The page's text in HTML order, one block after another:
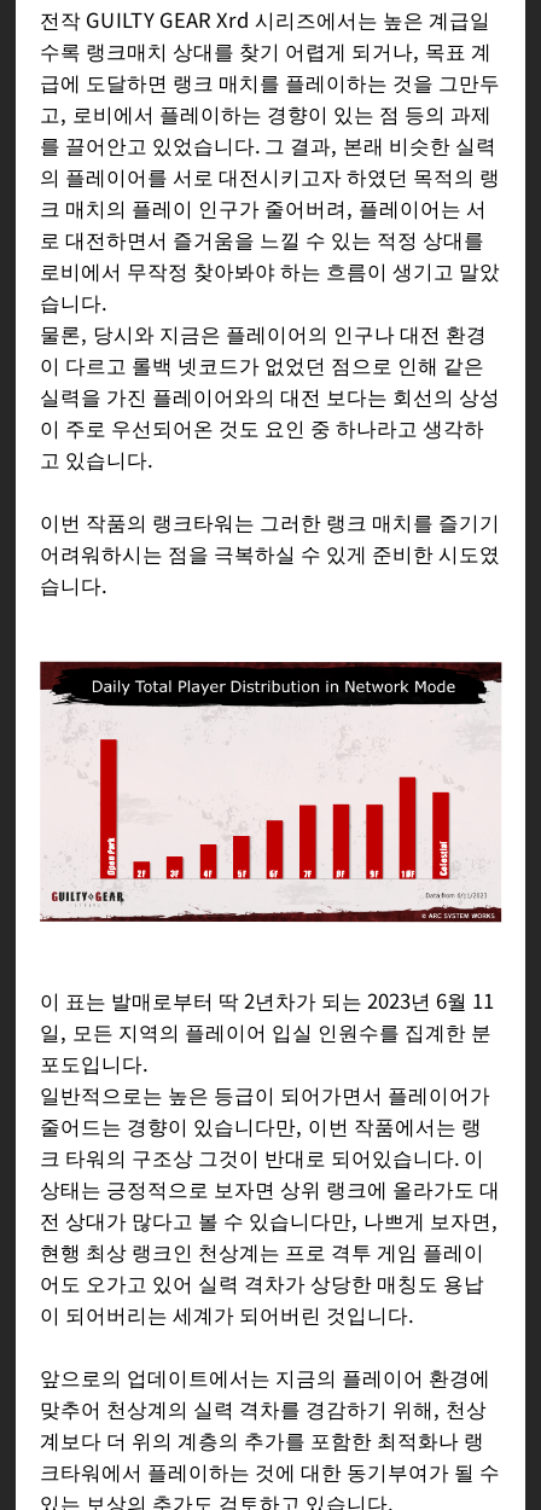
전작 GUILTY GEAR Xrd 시리즈에서는 높은 계급일
수록 랭크매치 상대를 찾기 어렵게 되거나, 목표 계
급에 도달하면 랭크 매치를 플레이하는 것을 그만두
고, 로비에서 플레이하는 경향이 있는 점 등의 과제
를 끌어안고 있었습니다. 그 결과, 본래 비슷한 실력
의 플레이어를 서로 대전시키고자 하였던 목적의 랭
크 매치의 플레이 인구가 줄어버려, 플레이어는 서
로 대전하면서 즐거움을 느낄 수 있는 적정 상대를
로비에서 무작정 찾아봐야 하는 흐름이 생기고 말았
습니다.
물론, 당시와 지금은 플레이어의 인구나 대전 환경
이 다르고 롤백 넷코드가 없었던 점으로 인해 같은
실력을 가진 플레이어와의 대전 보다는 회선의 상성
이 주로 우선되어온 것도 요인 중 하나라고 생각하
고 있습니다.
이번 작품의 랭크타워는 그러한 랭크 매치를 즐기기
어려워하시는 점을 극복하실 수 있게 준비한 시도였
습니다.
이 표는 발매로부터 딱 2년차가 되는 2023년 6월 11
일, 모든 지역의 플레이어 입실 인원수를 집계한 분
포도입니다.
일반적으로는 높은 등급이 되어가면서 플레이어가
줄어드는 경향이 있습니다만, 이번 작품에서는 랭
크 타워의 구조상 그것이 반대로 되어있습니다. 이
상태는 긍정적으로 보자면 상위 랭크에 올라가도 대
전 상대가 많다고 볼 수 있습니다만, 나쁘게 보자면,
현행 최상 랭크인 천상계는 프로 격투 게임 플레이
어도 오가고 있어 실력 격차가 상당한 매칭도 용납
이 되어버리는 세계가 되어버린 것입니다.
앞으로의 업데이트에서는 지금의 플레이어 환경에
맞추어 천상계의 실력 격차를 경감하기 위해, 천상
계보다 더 위의 계층의 추가를 포함한 최적화나 랭
크타워에서 플레이하는 것에 대한 동기부여가 될 수
있는 보상의 추가도 검토하고 있습니다.